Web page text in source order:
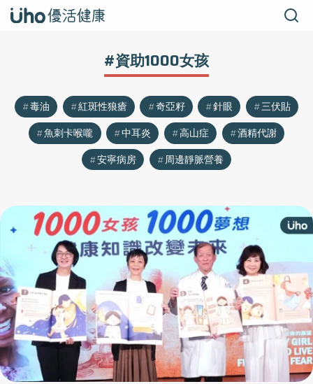
#資助1000女孩
毒油 紅斑性狼瘡 奇亞籽 針眼
三伏貼
魚刺卡喉嚨
中耳炎 高山症
酒精代謝
安寧病房
周邊靜脈營養